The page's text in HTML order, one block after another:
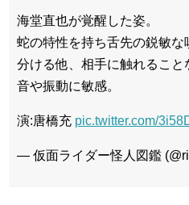
海堂直也が覚醒した姿。
蛇の特性を持ち舌先の鋭敏
分ける他、相手に触れるこ
音や振動に敏感。
演:唐橋充 pic.twitter.com/
— 仮面ライダー怪人図鑑